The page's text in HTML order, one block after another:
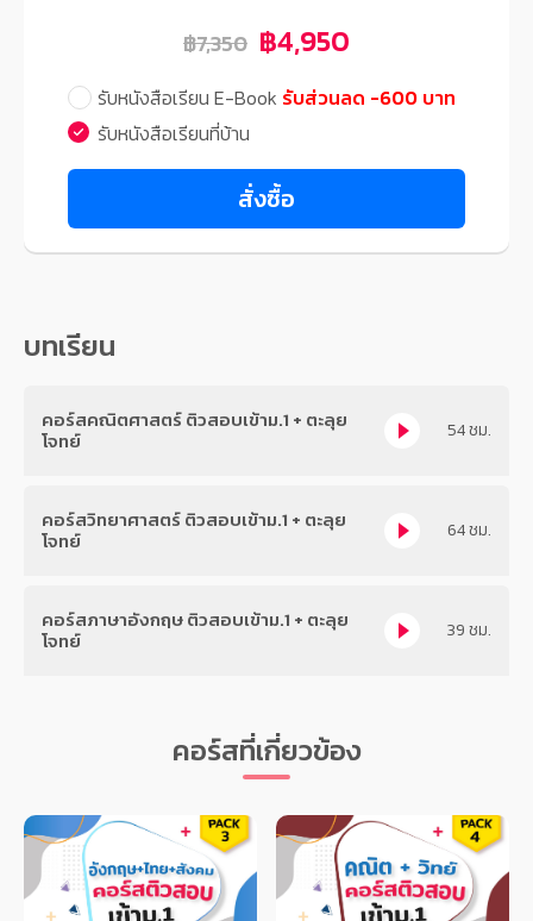
฿7,350 ฿4,950
รับหนังสือเรียน E-Book รับส่วนลด -600 บาท
รับหนังสือเรียนที่บ้าน
สั่งซื้อ
บทเรียน
คอร์สคณิตศาสตร์ ติวสอบเข้าม.1 + ตะลุย
โจทย์ 54 ชม.
คอร์สวิทยาศาสตร์ ติวสอบเข้าม.1 + ตะลุย
โจทย์ 64 ชม.
คอร์สภาษาอังกฤษ ติวสอบเข้าม.1 + ตะลุย
โจทย์ 39 ชม.
คอร์สที่เกี่ยวข้อง